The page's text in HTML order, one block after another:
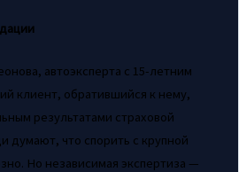
автоэксперта с 15-летним
клиент, обратившийся к нему,
результатами страховой
думают, что спорить с крупной
Но независимая экспертиза —